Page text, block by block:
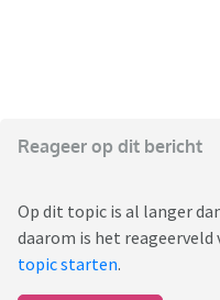
Reageer op dit bericht
Op dit topic is al langer
daarom is het reageerveld
topic starten.